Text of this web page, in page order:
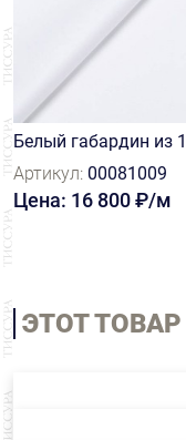
Белый габардин из
ии "Gabardilia" от
Артикул: 00081009
Цена: 16 800 ₽/м
ЭТОТ ТОВАР